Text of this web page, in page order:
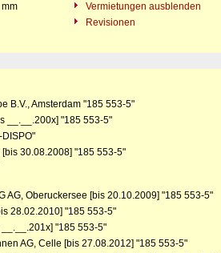
Vermietungen ausblenden
Revisionen
B.V., Amsterdam "185 553-5"
__.__.200x] "185 553-5"
30.08.2008] "185 553-5"
AG, Oberuckersee [bis 20.10.2009] "185 553-5"
28.02.2010] "185 553-5"
"185 553-5"
AG, Celle [bis 27.08.2012] "185 553-5"